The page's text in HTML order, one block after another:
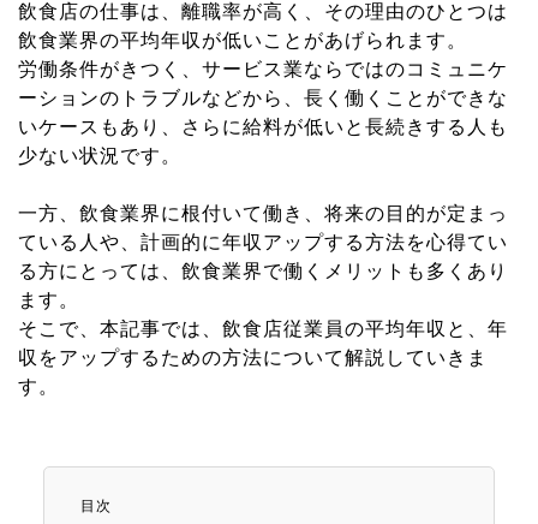
飲食店の仕事は、離職率が高く、その理由のひとつは
飲食業界の平均年収が低いことがあげられます。
労働条件がきつく、サービス業ならではのコミュニケ
ーションのトラブルなどから、長く働くことができな
いケースもあり、さらに給料が低いと長続きする人も
少ない状況です。
一方、飲食業界に根付いて働き、将来の目的が定まっ
ている人や、計画的に年収アップする方法を心得てい
る方にとっては、飲食業界で働くメリットも多くあり
ます。
そこで、本記事では、飲食店従業員の平均年収と、年
収をアップするための方法について解説していきま
す。
目次